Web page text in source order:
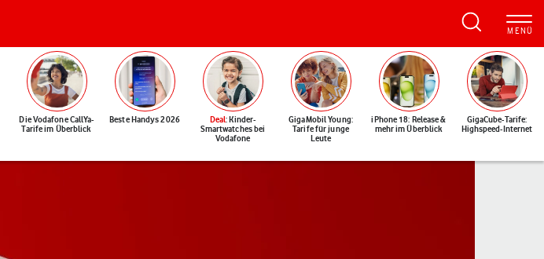
Die Vodafone CallYa-
Tarife im Überblick
Beste Handys 2026 Deal: Kinder-
Smartwatches bei
Vodafone
GigaMobil Young:
Tarife für junge
Leute
iPhone 18: Release &
mehr im Überblick
GigaCube-Tarife:
Highspeed-Internet